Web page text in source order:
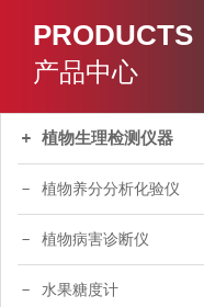
PRODUCTS
产品中心
植物生理检测仪器
植物养分分析化验仪
植物病害诊断仪
水果糖度计